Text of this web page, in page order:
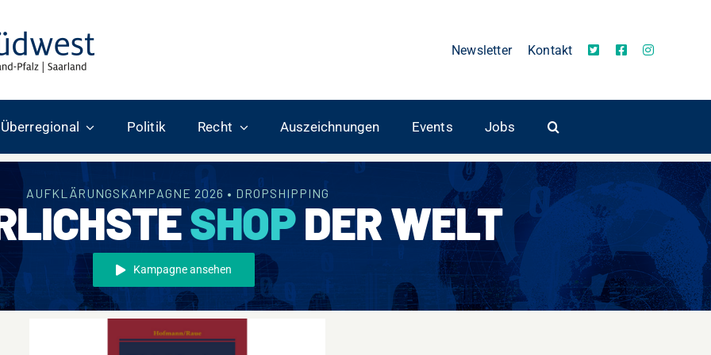
Newsletter Kontakt
Überregional Politik Recht Auszeichnungen Events Jobs
AUFKLÄRUNGSKAMPAGNE 2026 • DROPSHIPPING
SHOPDER WELT
Kampagne ansehen